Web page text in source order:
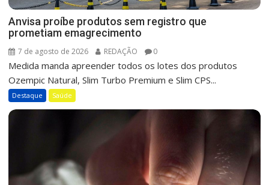
Anvisa proíbe produtos sem registro que
prometiam emagrecimento
7 de agosto de 2026 REDAÇÃO 0
Medida manda apreender todos os lotes dos produtos
Ozempic Natural, Slim Turbo Premium e Slim CPS...
Destaque Saúde